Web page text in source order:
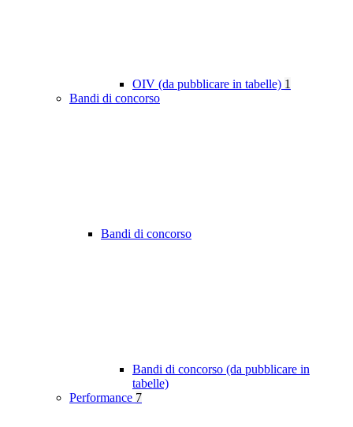
OIV (da pubblicare in tabelle) 1
Bandi di concorso
Bandi di concorso
Bandi di concorso (da pubblicare in
tabelle)
Performance 7